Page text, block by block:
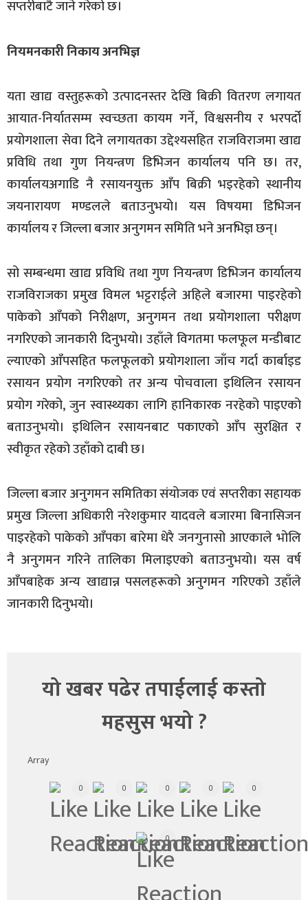
सप्तरीबाटै जाने गरेको छ।
नियमनकारी निकाय अनभिज्ञ
यता खाद्य वस्तुहरूको उत्पादनस्तर देखि बिक्री वितरण लगायत
आयात-निर्यातसम्म स्वच्छता कायम गर्ने, विश्वसनीय र भरपर्दो
प्रयोगशाला सेवा दिने लगायतका उद्देश्यसहित राजविराजमा खाद्य
प्रविधि तथा गुण नियन्त्रण डिभिजन कार्यालय पनि छ। तर,
कार्यालयअगाडि नै रसायनयुक्त आँप बिक्री भइरहेको स्थानीय
जयनारायण मण्डलले बताउनुभयो। यस विषयमा डिभिजन
कार्यालय र जिल्ला बजार अनुगमन समिति भने अनभिज्ञ छन्।
सो सम्बन्धमा खाद्य प्रविधि तथा गुण नियन्त्रण डिभिजन कार्यालय
राजविराजका प्रमुख विमल भट्टराईले अहिले बजारमा पाइरहेको
पाकेको आँपको निरीक्षण, अनुगमन तथा प्रयोगशाला परीक्षण
नगरिएको जानकारी दिनुभयो। उहाँले विगतमा फलफूल मन्डीबाट
ल्याएको आँपसहित फलफूलको प्रयोगशाला जाँच गर्दा कार्बाइड
रसायन प्रयोग नगरिएको तर अन्य पोचवाला इथिलिन रसायन
प्रयोग गरेको, जुन स्वास्थ्यका लागि हानिकारक नरहेको पाइएको
बताउनुभयो। इथिलिन रसायनबाट पकाएको आँप सुरक्षित र
स्वीकृत रहेको उहाँको दाबी छ।
जिल्ला बजार अनुगमन समितिका संयोजक एवं सप्तरीका सहायक
प्रमुख जिल्ला अधिकारी नरेशकुमार यादवले बजारमा बिनासिजन
पाइरहेको पाकेको आँपका बारेमा धेरै जनगुनासो आएकाले भोलि
नै अनुगमन गरिने तालिका मिलाइएको बताउनुभयो। यस वर्ष
आँपबाहेक अन्य खाद्यान्न पसलहरूको अनुगमन गरिएको उहाँले
जानकारी दिनुभयो।
यो खबर पढेर तपाईलाई कस्तो
महसुस भयो ?
Array
0 0 0 0 0
0